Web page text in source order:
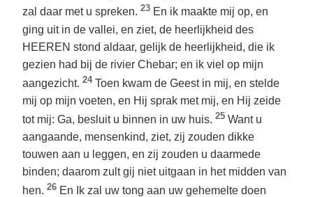
zal daar met u spreken. 23 En ik maakte mij op, en
ging uit in de vallei, en ziet, de heerlijkheid des
HEEREN stond aldaar, gelijk de heerlijkheid, die ik
gezien had bij de rivier Chebar; en ik viel op mijn
aangezicht. 24 Toen kwam de Geest in mij, en stelde
mij op mijn voeten, en Hij sprak met mij, en Hij zeide
tot mij: Ga, besluit u binnen in uw huis. 25 Want u
aangaande, mensenkind, ziet, zij zouden dikke
touwen aan u leggen, en zij zouden u daarmede
binden; daarom zult gij niet uitgaan in het midden van
hen. 26 En Ik zal uw tong aan uw gehemelte doen